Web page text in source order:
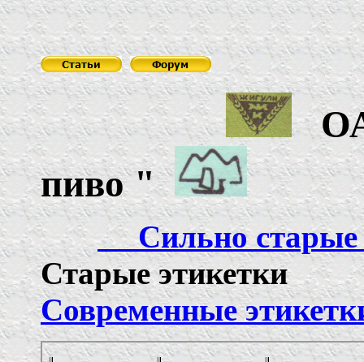
пиво"
Сильно
Старые
Современные